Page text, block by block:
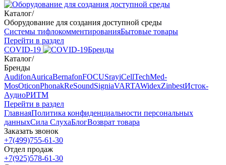
Каталог/
Оборудование для создания доступной среды
Системы тифлокомментированияБытовые товары
Перейти в раздел
COVID-19
Бренды
Каталог/
Бренды
AudifonAuricaBernafonFOCUSrayiCellTechMed-
MosOticonPhonakReSoundSigniaVARTAWidexZinbestИсток-
АудиоРИТМ
Перейти в раздел
ГлавнаяПолитика конфиденциальности персональных
данныхСила СлухаБлогВозврат товара
Заказать звонок
+7(499)755-61-30
Отдел продаж
+7(925)578-61-30